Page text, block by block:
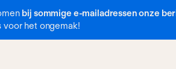
bij sommige e-mailadressen onze
voor het ongemak!